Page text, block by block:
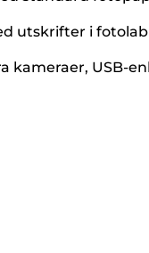
utskrifter i
kameraer, USB-